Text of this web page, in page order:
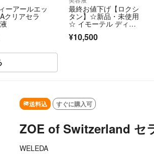
ーアールエッ
クリアセラ
最終お値下げ【ロクシ
タン】☆新品・未使用
☆ イモーテル ディヴ
ヴ オイル b 30mL
¥10,500
SOLD OUT
送料込 すぐに購入可
ZOE of Switzerland セ
WELEDA